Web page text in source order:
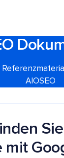
AIOSEO
mit